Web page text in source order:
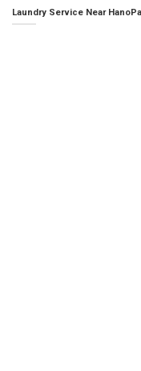
Laundry Service Near